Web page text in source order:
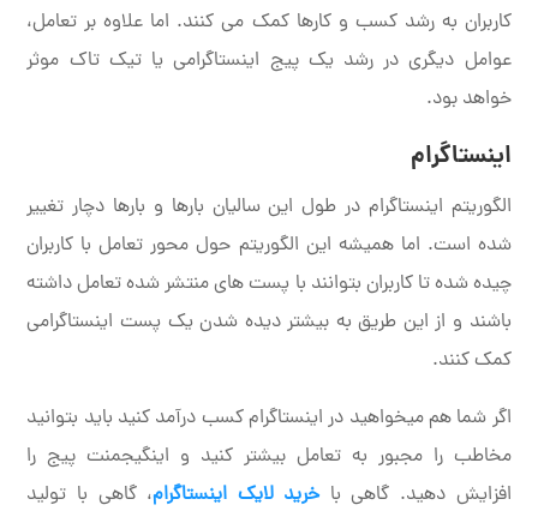
کاربران به رشد کسب و کارها کمک می کنند. اما علاوه بر تعامل،
عوامل دیگری در رشد یک پیج اینستاگرامی یا تیک تاک موثر
خواهد بود.
اینستاگرام
الگوریتم اینستاگرام در طول این سالیان بارها و بارها دچار تغییر
شده است. اما همیشه این الگوریتم حول محور تعامل با کاربران
چیده شده تا کاربران بتوانند با پست های منتشر شده تعامل داشته
باشند و از این طریق به بیشتر دیده شدن یک پست اینستاگرامی
کمک کنند.
اگر شما هم میخواهید در اینستاگرام کسب درآمد کنید باید بتوانید
مخاطب را مجبور به تعامل بیشتر کنید و اینگیجمنت پیج را
افزایش دهید. گاهی باخرید لایک اینستاگرام، گاهی با تولید